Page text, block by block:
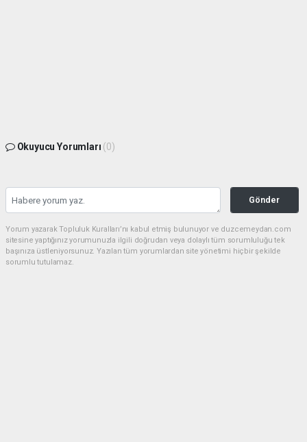
Okuyucu Yorumları (0)
Gönder
Yorum yazarak Topluluk Kuralları’nı kabul etmiş bulunuyor ve duzcemeydan.com
sitesine yaptığınız yorumunuzla ilgili doğrudan veya dolaylı tüm sorumluluğu tek
başınıza üstleniyorsunuz. Yazılan tüm yorumlardan site yönetimi hiçbir şekilde
sorumlu tutulamaz.